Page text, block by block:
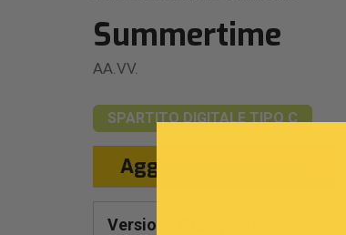
Summertime
AA.VV.
SPARTITO DIGITALE TIPO C
Aggiungi al Carrello
Versione Stampabile